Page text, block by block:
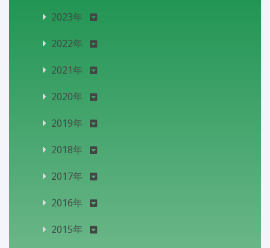
2023年
2022年
2021年
2020年
2019年
2018年
2017年
2016年
2015年